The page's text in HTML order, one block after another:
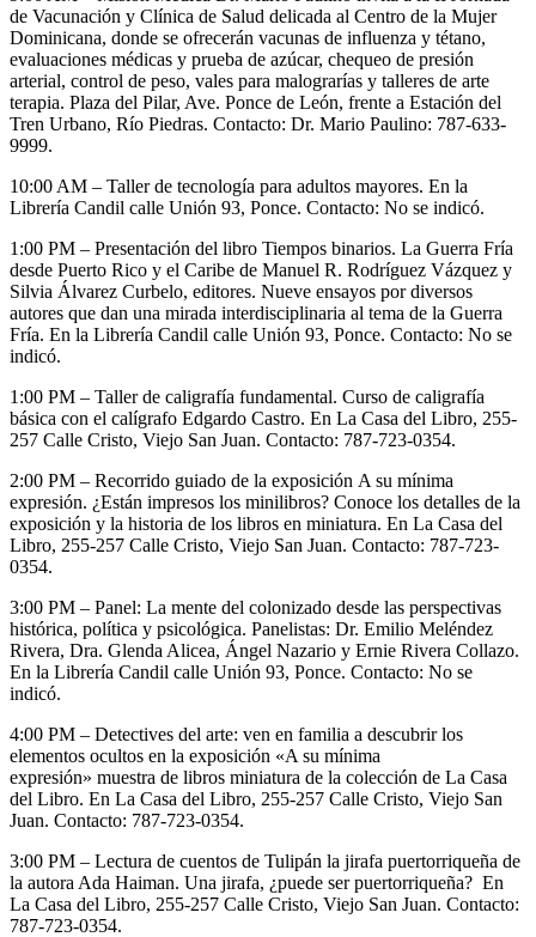
de Vacunación y Clínica de Salud delicada al Centro de la Mujer
Dominicana, donde se ofrecerán vacunas de influenza y tétano,
evaluaciones médicas y prueba de azúcar, chequeo de presión
arterial, control de peso, vales para malograrías y talleres de arte
terapia. Plaza del Pilar, Ave. Ponce de León, frente a Estación del
Tren Urbano, Río Piedras. Contacto: Dr. Mario Paulino: 787-633-
9999.
10:00 AM – Taller de tecnología para adultos mayores. En la
Librería Candil calle Unión 93, Ponce. Contacto: No se indicó.
1:00 PM – Presentación del libro Tiempos binarios. La Guerra Fría
desde Puerto Rico y el Caribe de Manuel R. Rodríguez Vázquez y
Silvia Álvarez Curbelo, editores. Nueve ensayos por diversos
autores que dan una mirada interdisciplinaria al tema de la Guerra
Fría. En la Librería Candil calle Unión 93, Ponce. Contacto: No se
indicó.
1:00 PM – Taller de caligrafía fundamental. Curso de caligrafía
básica con el calígrafo Edgardo Castro. En La Casa del Libro, 255-
257 Calle Cristo, Viejo San Juan. Contacto: 787-723-0354.
2:00 PM – Recorrido guiado de la exposición A su mínima
expresión. ¿Están impresos los minilibros? Conoce los detalles de la
exposición y la historia de los libros en miniatura. En La Casa del
Libro, 255-257 Calle Cristo, Viejo San Juan. Contacto: 787-723-
0354.
3:00 PM – Panel: La mente del colonizado desde las perspectivas
histórica, política y psicológica. Panelistas: Dr. Emilio Meléndez
Rivera, Dra. Glenda Alicea, Ángel Nazario y Ernie Rivera Collazo.
En la Librería Candil calle Unión 93, Ponce. Contacto: No se
indicó.
4:00 PM – Detectives del arte: ven en familia a descubrir los
elementos ocultos en la exposición «A su mínima
expresión» muestra de libros miniatura de la colección de La Casa
del Libro. En La Casa del Libro, 255-257 Calle Cristo, Viejo San
Juan. Contacto: 787-723-0354.
3:00 PM – Lectura de cuentos de Tulipán la jirafa puertorriqueña de
la autora Ada Haiman. Una jirafa, ¿puede ser puertorriqueña? En
La Casa del Libro, 255-257 Calle Cristo, Viejo San Juan. Contacto:
787-723-0354.